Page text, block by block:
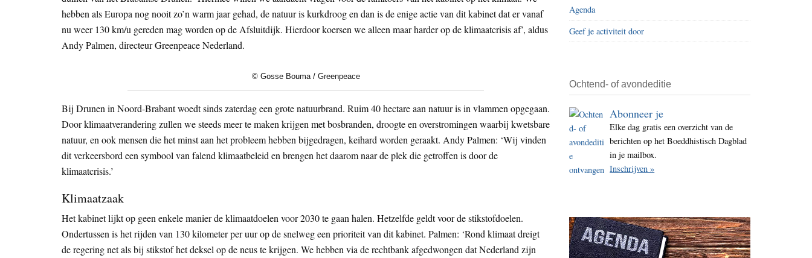
i
t
e
hebben als Europa nog nooit zo’n warm jaar gehad, de natuur is kurkdroog en dan is de enige actie van dit kabinet dat er vanaf
nu weer 130 km/u gereden mag worden op de Afsluitdijk. Hierdoor koersen we alleen maar harder op de klimaatcrisis af’, aldus
Andy Palmen, directeur Greenpeace Nederland.
© Gosse Bouma / Greenpeace
Bij Drunen in Noord-Brabant woedt sinds zaterdag een grote natuurbrand. Ruim 40 hectare aan natuur is in vlammen opgegaan.
Door klimaatverandering zullen we steeds meer te maken krijgen met bosbranden, droogte en overstromingen waarbij kwetsbare
natuur, en ook mensen die het minst aan het probleem hebben bijgedragen, keihard worden geraakt. Andy Palmen: ‘Wij vinden
dit verkeersbord een symbool van falend klimaatbeleid en brengen het daarom naar de plek die getroffen is door de
klimaatcrisis.’
Klimaatzaak
Het kabinet lijkt op geen enkele manier de klimaatdoelen voor 2030 te gaan halen. Hetzelfde geldt voor de stikstofdoelen.
Ondertussen is het rijden van 130 kilometer per uur op de snelweg een prioriteit van dit kabinet. Palmen: ‘Rond klimaat dreigt
de regering net als bij stikstof het deksel op de neus te krijgen. We hebben via de rechtbank afgedwongen dat Nederland zijn
Agenda
Geef je activiteit door
Ochtend- of avondeditie
Abonneer je
Elke dag gratis een overzicht van de
berichten op het Boeddhistisch Dagblad
in je mailbox.
Inschrijven »